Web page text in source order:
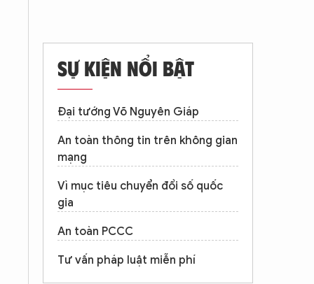
SỰ KIỆN NỔI BẬT
Đại tướng Võ Nguyên Giáp
An toàn thông tin trên không gian
mạng
Vì mục tiêu chuyển đổi số quốc
gia
An toàn PCCC
Tư vấn pháp luật miễn phí